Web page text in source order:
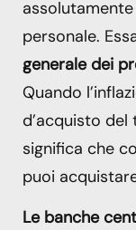
personale.
generale dei
Quando
d’acquisto
significa che
puoi
Le banche